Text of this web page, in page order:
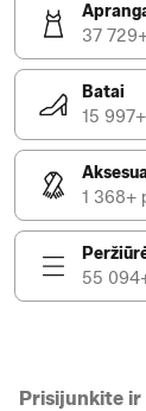
37
Batai
15
1 368+
55
Prisijunkite